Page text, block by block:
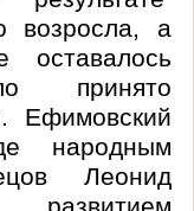
возросла, а
оставалось
принято
Ефимовский
народным
Леонид